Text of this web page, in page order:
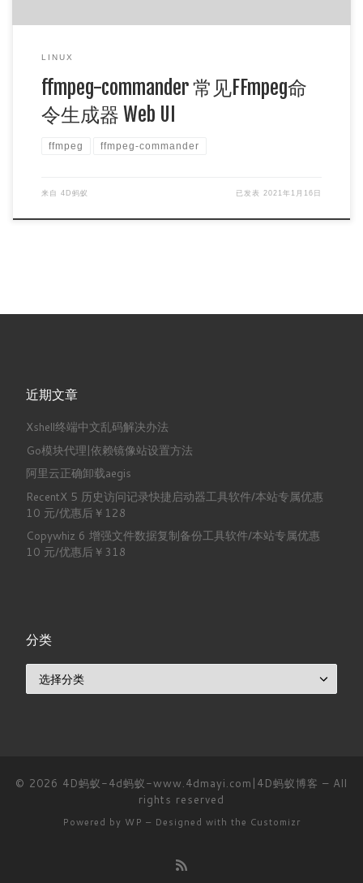
LINUX
ffmpeg-commander 常见FFmpeg命
令生成器 Web UI
ffmpeg ffmpeg-commander
来自 4D蚂蚁 已发表2021年1月16日
近期文章
Xshell终端中文乱码解决办法
Go模块代理|依赖镜像站设置方法
阿里云正确卸载aegis
RecentX 5 历史访问记录快捷启动器工具软件/本站专属优惠
10 元/优惠后￥128
Copywhiz 6 增强文件数据复制备份工具软件/本站专属优惠
10 元/优惠后￥318
分类
© 2026 4D蚂蚁-4d蚂蚁-www.4dmayi.com|4D蚂蚁博客 – All
rights reserved
Powered by WP – Designed with the Customizr